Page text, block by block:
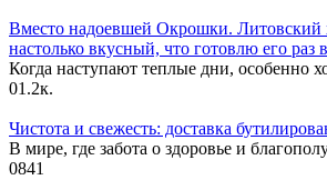
Вместо надоевшей Окрошки.
настолько вкусный, что готовлю его раз
Когда наступают теплые дни, особенно
01.2к.
Чистота и свежесть: доставка
В мире, где забота о здоровье и
0841